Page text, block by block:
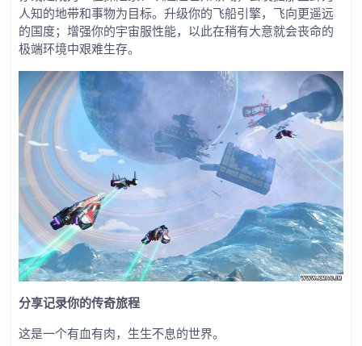
人知的地带和事物为目标。升级你的飞船引擎，飞向更遥远
的国度；增强你的宇宙服性能，以此在稍有大意就会丧命的
极端环境中艰难生存。
分享记录你的传奇旅程
这是一个有血有肉，生生不息的世界。